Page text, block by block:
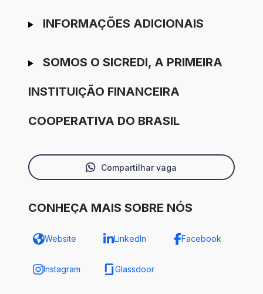
INFORMAÇÕES ADICIONAIS
SOMOS O SICREDI, A PRIMEIRA
INSTITUIÇÃO FINANCEIRA
COOPERATIVA DO BRASIL
Compartilhar vaga
CONHEÇA MAIS SOBRE NÓS
Website LinkedIn Facebook
Instagram Glassdoor